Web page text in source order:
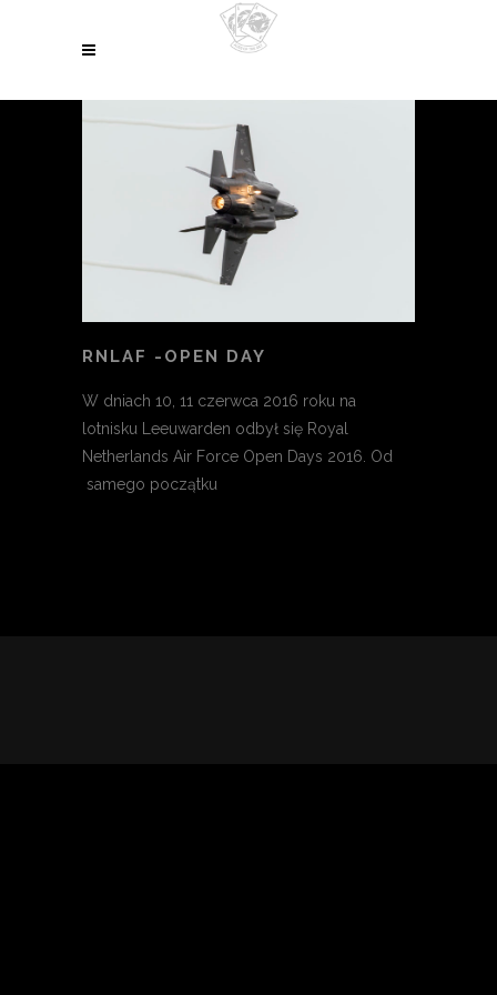
RNLAF -OPEN DAY
W dniach 10, 11 czerwca 2016 roku na
lotnisku Leeuwarden odbył się Royal
Netherlands Air Force Open Days 2016. Od
samego początku